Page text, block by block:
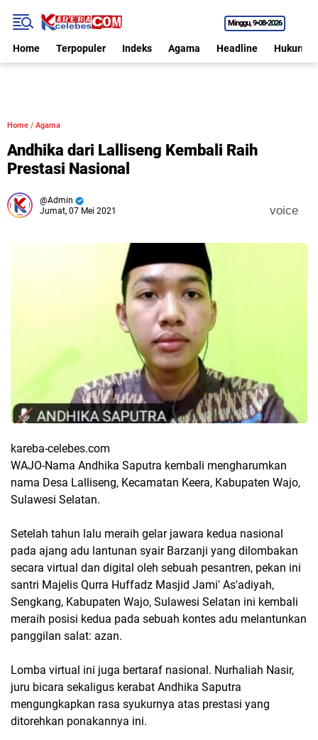
Minggu 9•08•2026
Home Terpopuler Indeks Agama Headline Hukum
Home / Agama
Andhika dari Lalliseng Kembali Raih
Prestasi Nasional
Admin
Jumat, 07 Mei 2021
voice
kareba-celebes.com
WAJO-Nama Andhika Saputra kembali mengharumkan
nama Desa Lalliseng, Kecamatan Keera, Kabupaten Wajo,
Sulawesi Selatan.
Setelah tahun lalu meraih gelar jawara kedua nasional
pada ajang adu lantunan syair Barzanji yang dilombakan
secara virtual dan digital oleh sebuah pesantren, pekan ini
santri Majelis Qurra Huffadz Masjid Jami' As'adiyah,
Sengkang, Kabupaten Wajo, Sulawesi Selatan ini kembali
meraih posisi kedua pada sebuah kontes adu melantunkan
panggilan salat: azan.
Lomba virtual ini juga bertaraf nasional. Nurhaliah Nasir,
juru bicara sekaligus kerabat Andhika Saputra
mengungkapkan rasa syukurnya atas prestasi yang
ditorehkan ponakannya ini.